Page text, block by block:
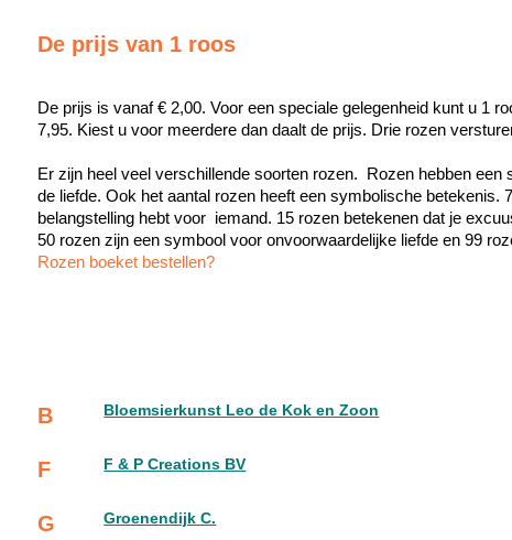
De prijs van 1 roos
De prijs is vanaf € 2,00. Voor een speciale gelegenheid kunt u 1
7,95. Kiest u voor meerdere dan daalt de prijs. Drie rozen
Er zijn heel veel verschillende soorten rozen.  Rozen hebben
de liefde. Ook het aantal rozen heeft een symbolische betekenis.
belangstelling hebt voor  iemand. 15 rozen betekenen dat je
Rozen boeket bestellen?
B Bloemsierkunst Leo de Kok en Zoon
F F & P Creations BV
G Groenendijk C.